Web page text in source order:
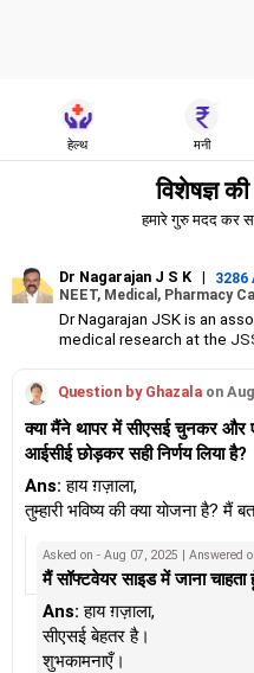
हेल्थ मनी
विशेषज्ञ
हमारे गुरु मदद कर
Dr Nagarajan J S K | 3286
NEET, Medical, Pharmacy
Dr Nagarajan JSK is an
medical research at the
of pharmacy.
As the JSS College
professionals prepare for
Dr Nagarajan holds a PhD
JSS Academy of Higher
currently guiding five PhD
Question by Ghazala on
क्या मैंने थापर में सीएसई चुनकर और
आईसीई छोड़कर सही निर्णय लिया है?
Ans: हाय ग़ज़ाला,
तुम्हारी भविष्य की क्या योजना है? मैं
Asked on - Aug 07, 2025 | Answered
मैं सॉफ्टवेयर साइड में जाना चाहता
Ans: हाय ग़ज़ाला,
सीएसई बेहतर है।
शुभकामनाएँ।